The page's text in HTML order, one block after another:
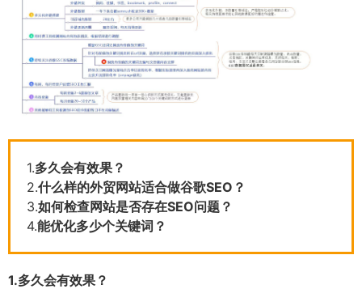
1.多久会有效果？
2.什么样的外贸网站适合做谷歌SEO？
3.如何检查网站是否存在SEO问题？
4.能优化多少个关键词？
1.多久会有效果？